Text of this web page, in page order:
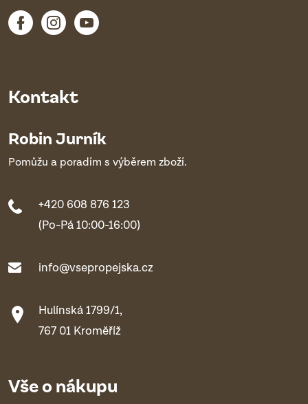
Kontakt
Robin Jurník
Pomůžu a poradím s výběrem zboží.
+420 608 876 123
(Po-Pá 10:00-16:00)
info@vsepropejska.cz
Hulínská 1799/1,
767 01 Kroměříž
Vše o nákupu